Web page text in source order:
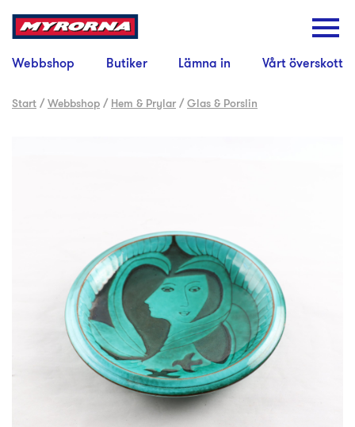
Webbshop Butiker Lämna in Vårt överskott
Start /Webbshop / Hem & Prylar /Glas & Porslin